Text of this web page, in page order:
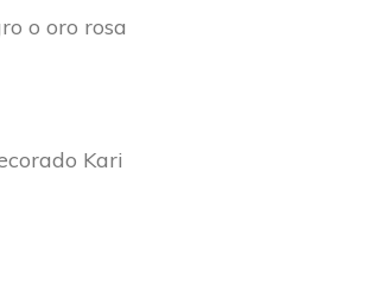
o oro rosa
Kari